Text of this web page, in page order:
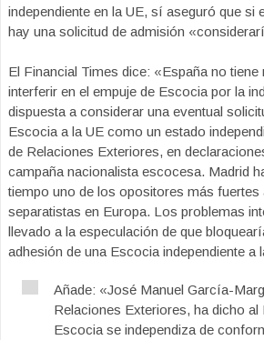
independiente en la UE, sí aseguró que si
hay una solicitud de admisión
El Financial Times dice: «España no tiene
interferir en el empuje de Escocia por la
dispuesta a considerar una eventual
Escocia a la UE como un estado
de Relaciones Exteriores, en
campaña nacionalista escocesa. Madrid
tiempo uno de los opositores más
separatistas en Europa. Los problemas
llevado a la especulación de que
adhesión de una Escocia independiente a
Añade: «José Manuel García-
Relaciones Exteriores, ha dicho al
Escocia se independiza de